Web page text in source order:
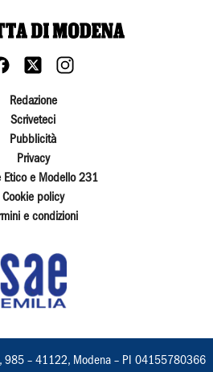
Redazione
Scriveteci
Pubblicità
Privacy
Etico e Modello 231
Cookie policy
e condizioni
985 – 41122, Modena – PI 04155780366